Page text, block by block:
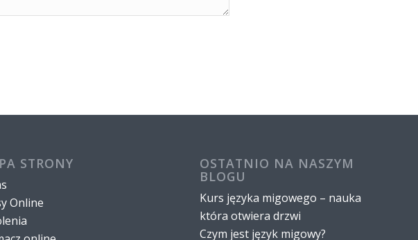
STRONY
Online
OSTATNIO NA NASZYM
BLOGU
Kurs języka migowego – nauka
która otwiera drzwi
Czym jest język migowy?